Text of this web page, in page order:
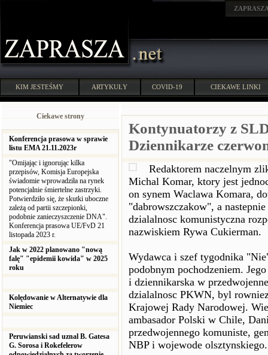
KIM JESTEŚMY ARTYKUŁY COVID-19 CIEKAWE LINKI
Ciekawe strony
Konferencja prasowa w sprawie
listu EMA 21.11.2023r
"Omijając i ignorując kilka
przepisów, Komisja Europejska
świadomie wprowadziła na rynek
potencjalnie śmiertelne zastrzyki.
Potwierdziło się, że skutki uboczne
zależą od partii szczepionki,
podobnie zanieczyszczenie DNA".
Konferencja prasowa UE/FvD 21
listopada 2023 r.
Jak w 2022 planowano "nową
falę" "epidemii kowida" w 2025
roku
Kolędowanie w Alternatywie dla
Niemiec
Peruwianski sad uznal B. Gatesa
G. Sorosa i Rokefelerow
Kontynuatorzy z
Dziennikarze
Redaktorem naczelnym
Michal Komar, ktory jest
on synem Waclawa Komara,
"dabrowszczakow", a
dzialalnosc komunistyczna
nazwiskiem Rywa Cukierman.
Wydawca i szef tygodnika
podobnym pochodzeniem.
i dziennikarska w
dzialalnosc PKWN, byl
Krajowej Rady Narodowej.
ambasador Polski w Chile,
przedwojennego komuniste,
NBP i wojewode olsztynskiego.